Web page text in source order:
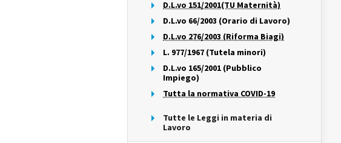
D.L.vo 151/2001(TU Maternità)
D.L.vo 66/2003 (Orario di Lavoro)
D.L.vo 276/2003 (Riforma Biagi)
L. 977/1967 (Tutela minori)
D.L.vo 165/2001 (Pubblico
Impiego)
Tutta la normativa COVID-19
Tutte le Leggi in materia di
Lavoro